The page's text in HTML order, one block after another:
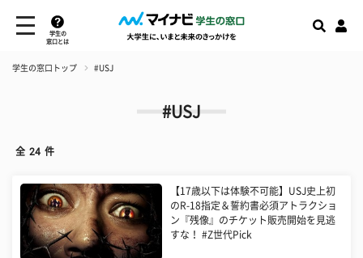
学生の
窓口とは
学生の窓口トップ #USJ
#USJ
全 24 件
【17歳以下は体験不可能】USJ史上初
のR-18指定＆誓約書必須アトラクショ
ン『残像』のチケット販売開始を見逃
すな！ #Z世代Pick